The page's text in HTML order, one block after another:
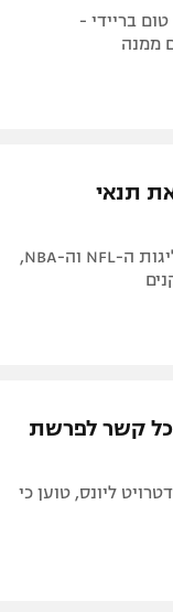
בריידי -
תנאי
המתאבקת מקסין דופרי, שבעבר עבדה בצדי המגרש בליגות ה-NFL וה-NBA,
כל קשר לפרשת
ליונס, טוען כי